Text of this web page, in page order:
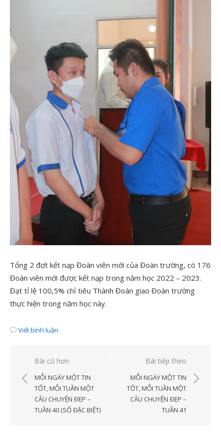
Tổng 2 đợt kết nạp Đoàn viên mới của Đoàn trường, có 176
Đoàn viên mới được kết nạp trong năm học 2022 – 2023.
Đạt tỉ lệ 100,5% chỉ tiêu Thành Đoàn giao Đoàn trường
thực hiện trong năm học này.
Viết bình luận
Điều
hướng
viết
Bài cũ hơn
MỖI NGÀY MỘT TIN
TỐT, MỖI TUẦN MỘT
CÂU CHUYỆN ĐẸP –
TUẦN 40 (SỐ ĐẶC BIỆT)
Bài tiếp theo
MỖI NGÀY MỘT TIN
TỐT, MỖI TUẦN MỘT
CÂU CHUYỆN ĐẸP –
TUẦN 41